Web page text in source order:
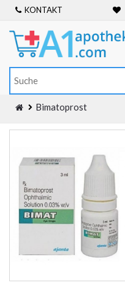
KONTAKT
Home
Frauengesundheit
ADHS
Allergien
Blog
Bimatoprost